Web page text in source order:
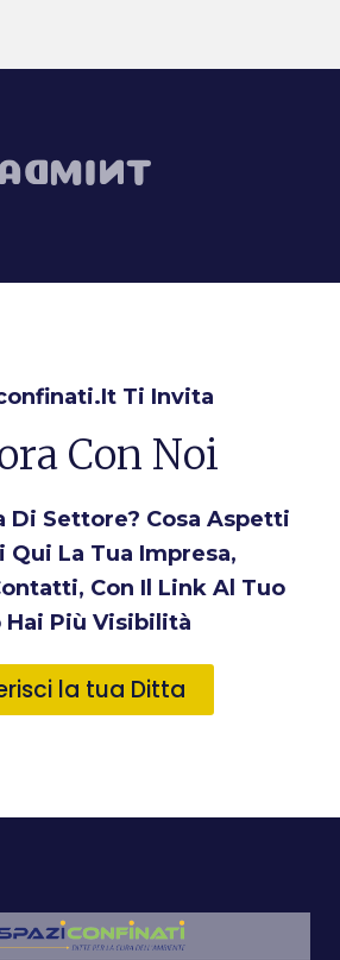
Ti Invita
Con Noi
Di Settore? Cosa Aspetti
Qui La Tua Impresa,
Con Il Link Al Tuo
Hai Più Visibilità
la tua Ditta